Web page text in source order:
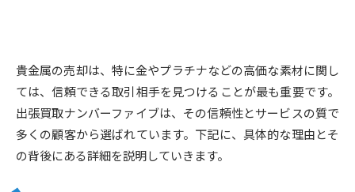
貴金属の売却は、特に金やプラチナなどの高価な素材に関し
ては、信頼できる取引相手を見つけることが最も重要です。
出張買取ナンバーファイブは、その信頼性とサービスの質で
多くの顧客から選ばれています。下記に、具体的な理由とそ
の背後にある詳細を説明していきます。